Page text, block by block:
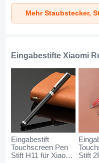
für Xiaomi Redmi
4X Silber
für
4X
Eingabestifte Xiaomi
Eingabestift
Touchscreen Pen
Stift H11 für Xiaomi
Stift